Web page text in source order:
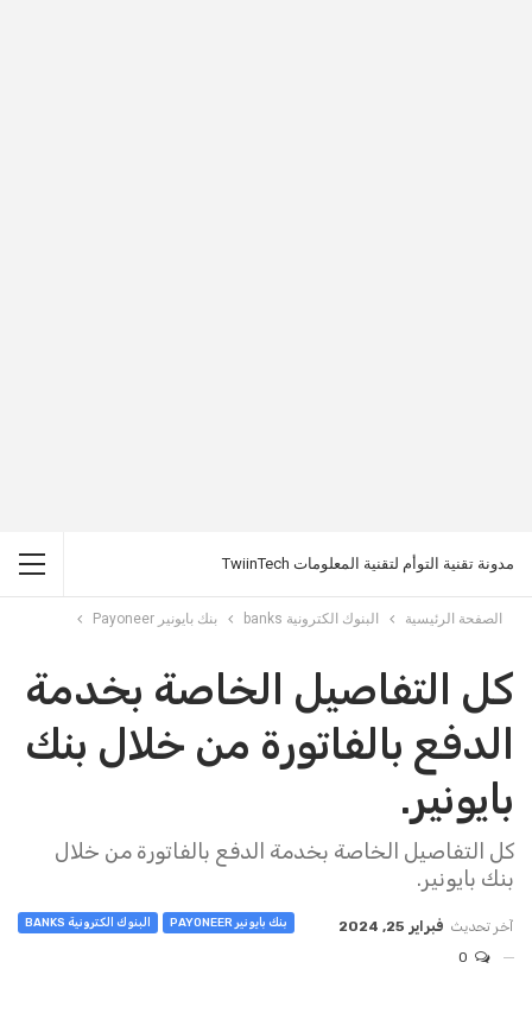
مدونة تقنية التوأم لتقنية المعلومات TwiinTech
الصفحة الرئيسية البنوك الكترونية banks بنك بايونير Payoneer
كل التفاصيل الخاصة بخدمة
الدفع بالفاتورة من خلال بنك
بايونير.
كل التفاصيل الخاصة بخدمة الدفع بالفاتورة من خلال
بنك بايونير.
بنك بايونير PAYONEER البنوك الكترونية BANKS آخر تحديث فبراير 25, 2024